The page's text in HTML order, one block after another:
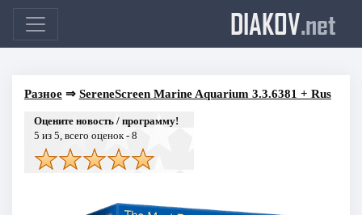
DIAKOV.net
Разное⇒ SereneScreen Marine Aquarium 3.3.6381 + Rus
Оцените новость / программу!
5 из 5, всего оценок - 8